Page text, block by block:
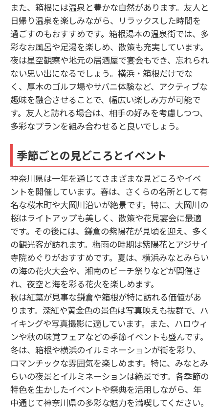
また、箱根には温泉と豊かな自然があります。友人と
日帰り温泉を楽しみながら、リラックスした時間を
過ごすのもおすすめです。箱根湯本の温泉街では、多
彩なお風呂や足湯を楽しめ、散策も充実しています。
夜は星空観察や地元の居酒屋で宴会もでき、忘れられ
ない思い出になるでしょう。横浜・箱根だけでな
く、厚木のゴルフ場やサバニ体験など、アクティブな
趣味を融合させることで、幅広い楽しみ方が可能で
す。友人と訪れる場合は、相手の好みを考慮しつつ、
多彩なプランを組み合わせると良いでしょう。
季節ごとの見どころとイベント
神奈川県は一年を通じてさまざまな見どころやイベ
ントを開催しています。春は、さくらの名所として有
名な桜木町や大岡川沿いが絶景です。特に、大岡川の
桜はライトアップも美しく、散策や花見宴会に最適
です。その後には、鎌倉の紫陽花が見頃を迎え、多く
の観光客が訪れます。梅雨の時期は紫陽花とアジサイ
寺院めぐりがおすすめです。夏は、横浜みなとみらい
の海の花火大会や、湘南のビーチ祭りなどが開催さ
れ、夜空と海を彩る花火を楽しめます。
秋は紅葉が見事な鎌倉や箱根が特に訪れる価値があ
ります。深紅や黄金色の景色は写真映えも抜群で、ハ
イキングや写真撮影に適しています。また、ハロウィ
ンや秋の味覚フェアなどの季節イベントも盛んです。
冬は、箱根や横浜のイルミネーションが街を彩り、
ロマンチックな雰囲気を楽しめます。特に、みなとみ
らいの夜景とイルミネーションは絶景です。各季節の
特色を生かしたイベントや祭典を活用しながら、年
中通じて神奈川県の多彩な魅力を満喫してください。